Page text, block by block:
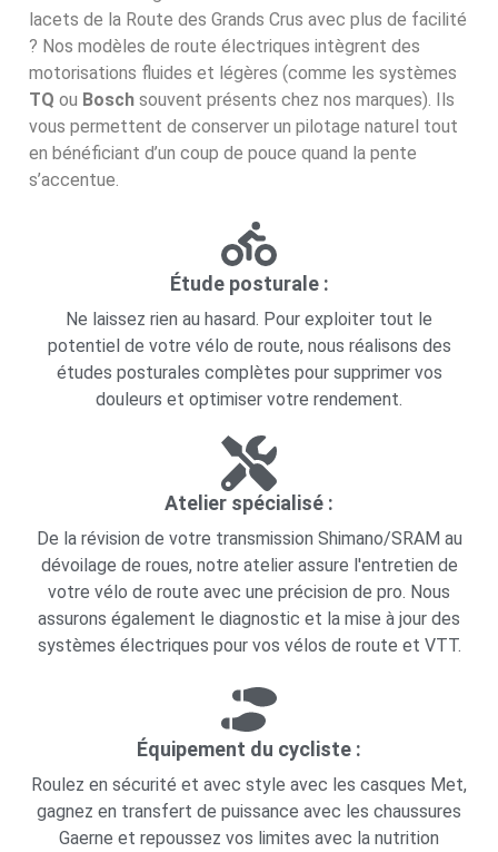
lacets de la Route des Grands Crus avec plus de facilité
? Nos modèles de route électriques intègrent des
motorisations fluides et légères (comme les systèmes
TQ ou Bosch souvent présents chez nos marques). Ils
vous permettent de conserver un pilotage naturel tout
en bénéficiant d’un coup de pouce quand la pente
s’accentue.
Étude posturale :
Ne laissez rien au hasard. Pour exploiter tout le
potentiel de votre vélo de route, nous réalisons des
études posturales complètes pour supprimer vos
douleurs et optimiser votre rendement.
Atelier spécialisé :
De la révision de votre transmission Shimano/SRAM au
dévoilage de roues, notre atelier assure l'entretien de
votre vélo de route avec une précision de pro. Nous
assurons également le diagnostic et la mise à jour des
systèmes électriques pour vos vélos de route et VTT.
Équipement du cycliste :
Roulez en sécurité et avec style avec les casques Met,
gagnez en transfert de puissance avec les chaussures
Gaerne et repoussez vos limites avec la nutrition